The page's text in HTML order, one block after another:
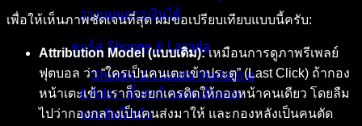
วางแผนการเงินได้
คอร์ส Shopee & Lazada
Shopee & Lazada Marketing
& Ads – ตั้งค่าร้านและยิงแอด
แบบจับมือทำ
เพื่อให้เห็นภาพชัดเจนที่สุด ผมขอเปรียบเทียบแบบนี้ครับ:
Attribution Model (แบบเดิม):เหมือนการดูภาพรีเพลย์
ฟุตบอล ว่า “ใครเป็นคนเตะเข้าประตู” (Last Click) ถ้ากอง
หน้าเตะเข้า เราก็จะยกเครดิตให้กองหน้าคนเดียว โดยลืม
ไปว่ากองกลางเป็นคนส่งมาให้ และกองหลังเป็นคนตัด